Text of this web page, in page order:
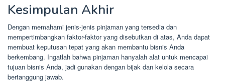
Kesimpulan Akhir
Dengan memahami jenis-jenis pinjaman yang tersedia dan
mempertimbangkan faktor-faktor yang disebutkan di atas, Anda dapat
membuat keputusan tepat yang akan membantu bisnis Anda
berkembang. Ingatlah bahwa pinjaman hanyalah alat untuk mencapai
tujuan bisnis Anda, jadi gunakan dengan bijak dan kelola secara
bertanggung jawab.